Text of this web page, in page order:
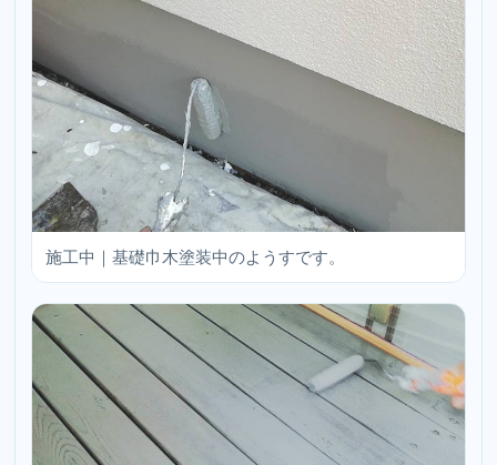
施工中｜基礎巾木塗装中のようすです。